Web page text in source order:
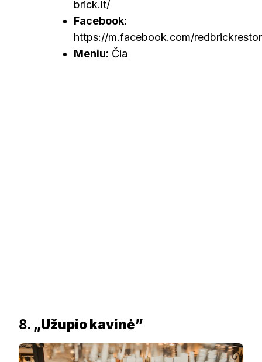
brick.lt/
Facebook:
https://m.facebook.com/
Meniu: Čia
8. „Užupio kavinė”